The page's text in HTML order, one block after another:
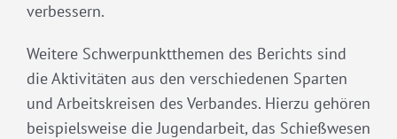
verbessern.
Weitere Schwerpunktthemen des Berichts sind
die Aktivitäten aus den verschiedenen Sparten
und Arbeitskreisen des Verbandes. Hierzu gehören
beispielsweise die Jugendarbeit, das Schießwesen